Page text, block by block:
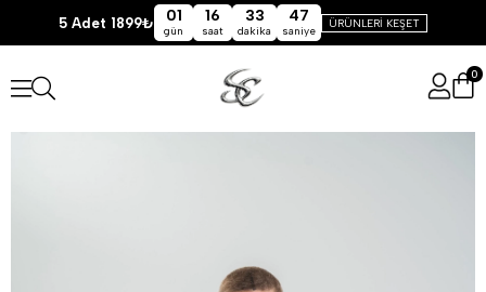
5 Adet 1899₺ 01
gün
16
saat
33
dakika
46
saniye
ÜRÜNLERİ KEŞET
0